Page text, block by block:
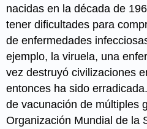
nacidas en la década de
tener dificultades para
de enfermedades
ejemplo, laviruela, una
vez destruyó civilizaciones
entonces ha sido
de vacunación de múltiples
Organización Mundial de la